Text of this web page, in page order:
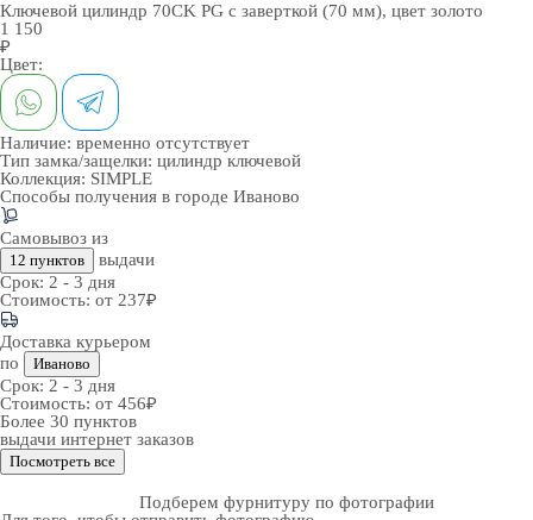
Ключевой цилиндр 70CK PG с заверткой (70 мм), цвет золото
1 150
₽
Цвет:
Наличие: временно отсутствует
Тип замка/защелки: цилиндр ключевой
Коллекция: SIMPLE
Способы получения в городе Иваново
Самовывоз из
12 пунктов
выдачи
Срок: 2 - 3 дня
Стоимость: от 237₽
Доставка курьером
по
Иваново
Срок: 2 - 3 дня
Стоимость: от 456₽
Более 30 пунктов
выдачи интернет заказов
Посмотреть все
Подберем фурнитуру по фотографии